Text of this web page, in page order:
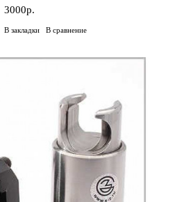
3000р.
В закладки В сравнение